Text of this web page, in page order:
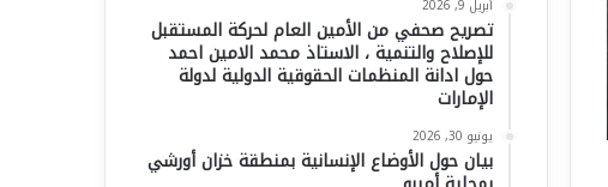
أبريل 9, 2026
تصريح صحفي من الأمين العام لحركة المستقبل
للإصلاح والتنمية ، الاستاذ محمد الامين احمد
حول ادانة المنظمات الحقوقية الدولية لدولة
الإمارات
يونيو 30, 2026
بيان حول الأوضاع الإنسانية بمنطقة خزان أورشي